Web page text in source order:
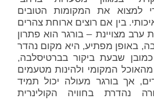
למצוא את המקומות הטובים
בין אם רוצים ארוחת צהרים
ערב מצויינת – בורגר הוא פתרון
באופן מפתיע, היא מקום נהדר
שבעת ביקור בברטיסלבה,
המקומי ולהינות מטעמים
אך בורגר מעולה יכול תמיד
נהדרת בחוויה הקולינרית